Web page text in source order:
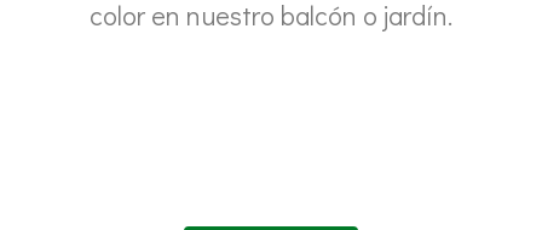
color en nuestro balcón o jardín.